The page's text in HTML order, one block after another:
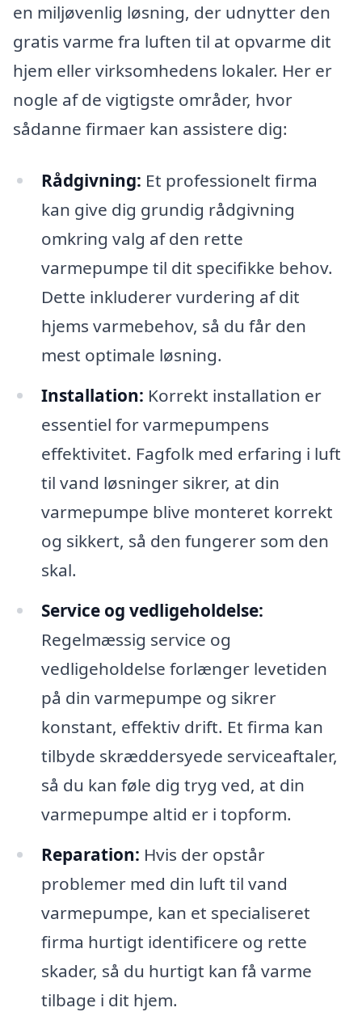
en miljøvenlig løsning, der udnytter den
gratis varme fra luften til at opvarme dit
hjem eller virksomhedens lokaler. Her er
nogle af de vigtigste områder, hvor
sådanne firmaer kan assistere dig:
Rådgivning: Et professionelt firma
kan give dig grundig rådgivning
omkring valg af den rette
varmepumpe til dit specifikke behov.
Dette inkluderer vurdering af dit
hjems varmebehov, så du får den
mest optimale løsning.
Installation: Korrekt installation er
essentiel for varmepumpens
effektivitet. Fagfolk med erfaring i luft
til vand løsninger sikrer, at din
varmepumpe blive monteret korrekt
og sikkert, så den fungerer som den
skal.
Service og vedligeholdelse:
Regelmæssig service og
vedligeholdelse forlænger levetiden
på din varmepumpe og sikrer
konstant, effektiv drift. Et firma kan
tilbyde skræddersyede serviceaftaler,
så du kan føle dig tryg ved, at din
varmepumpe altid er i topform.
Reparation: Hvis der opstår
problemer med din luft til vand
varmepumpe, kan et specialiseret
firma hurtigt identificere og rette
skader, så du hurtigt kan få varme
tilbage i dit hjem.